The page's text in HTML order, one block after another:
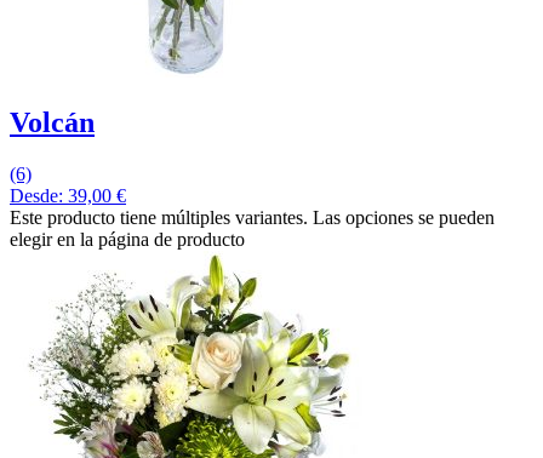
Volcán
(6)
Desde: 39,00 €
Este producto tiene múltiples variantes. Las opciones se pueden
elegir en la página de producto